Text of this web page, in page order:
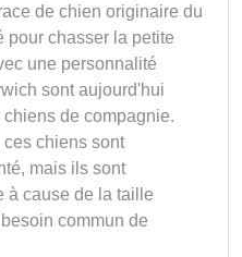
de chien originaire du
pour chasser la petite
une personnalité
sont aujourd'hui
de compagnie.
ces chiens sont
mais ils sont
à cause de la taille
commun de